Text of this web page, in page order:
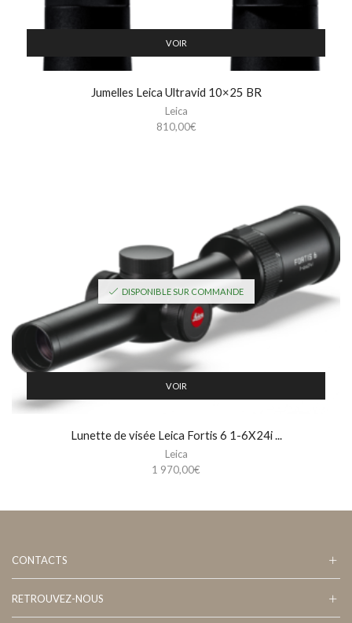
VOIR
Jumelles Leica Ultravid 10×25 BR
Leica
810,00€
DISPONIBLE SUR COMMANDE
VOIR
Lunette de visée Leica Fortis 6 1-6X24i ...
Leica
1 970,00€
CONTACTS
RETROUVEZ-NOUS